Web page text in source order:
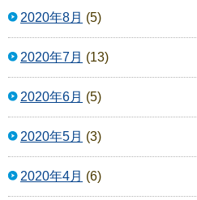
2020年8月 (5)
2020年7月 (13)
2020年6月 (5)
2020年5月 (3)
2020年4月 (6)